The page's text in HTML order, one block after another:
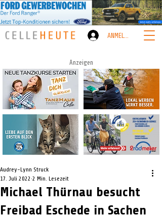
ANMELDEN
Anzeigen
Michael Thürnau besucht
Freibad Eschede in Sachen
Audrey-Lynn Struck
17. Juli 2022 2 Min. Lesezeit